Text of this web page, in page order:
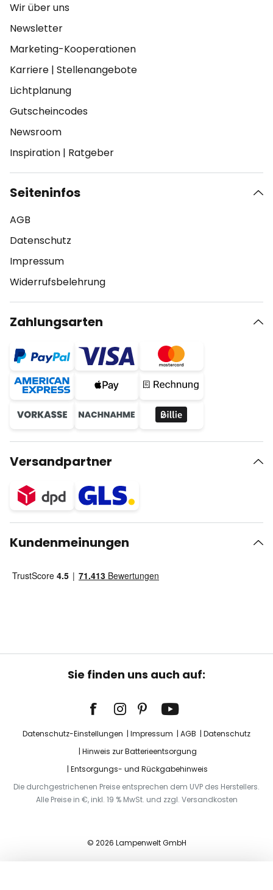
Wir über uns
Newsletter
Marketing-Kooperationen
Karriere | Stellenangebote
Lichtplanung
Gutscheincodes
Newsroom
Inspiration | Ratgeber
Seiteninfos
AGB
Datenschutz
Impressum
Widerrufsbelehrung
Zahlungsarten
Versandpartner
Kundenmeinungen
Sie finden uns auch auf:
Datenschutz-Einstellungen Impressum AGB
Datenschutz
Hinweis zur Batterieentsorgung
Entsorgungs- und Rückgabehinweis
Die durchgestrichenen Preise entsprechen dem UVP des Herstellers.
Alle Preise in €, inkl. 19 % MwSt. und zzgl. Versandkosten
© 2026 Lampenwelt GmbH